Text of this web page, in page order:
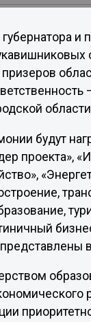
и
будут
проекта»,